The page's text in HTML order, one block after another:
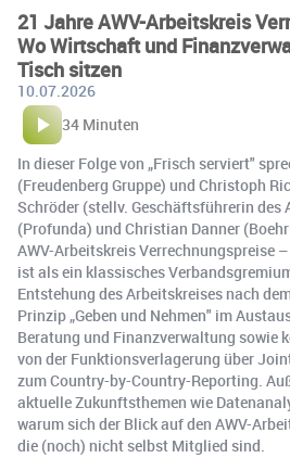
21 Jahre AWV-Arbeitskreis
Wo Wirtschaft und
Tisch sitzen
10.07.2026
34 Minuten
In dieser Folge von „Frisch serviert"
(Freudenberg Gruppe) und Christoph
Schröder (stellv. Geschäftsführerin des
(Profunda) und Christian Danner
AWV-Arbeitskreis Verrechnungspreise
ist als ein klassisches
Entstehung des Arbeitskreises nach
Prinzip „Geben und Nehmen" im
Beratung und Finanzverwaltung sowie
von der Funktionsverlagerung über
zum Country-by-Country-Reporting.
aktuelle Zukunftsthemen wie
warum sich der Blick auf den AWV-
die (noch) nicht selbst Mitglied sind.